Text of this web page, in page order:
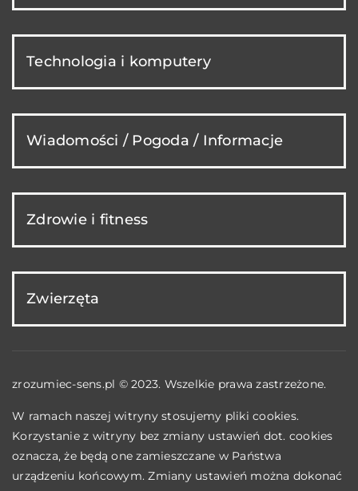
Technologia i komputery
Wiadomości / Pogoda / Informacje
Zdrowie i fitness
Zwierzęta
zrozumiec-sens.pl © 2023. Wszelkie prawa zastrzeżone.
W ramach naszej witryny stosujemy pliki cookies.
Korzystanie z witryny bez zmiany ustawień dot. cookies
oznacza, że będą one zamieszczane w Państwa
urządzeniu końcowym. Zmiany ustawień można dokonać